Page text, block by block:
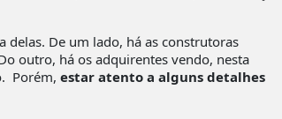
De um lado, há as construtoras
outro, há os adquirentes vendo, nesta
Porém, estar atento a alguns detalhes